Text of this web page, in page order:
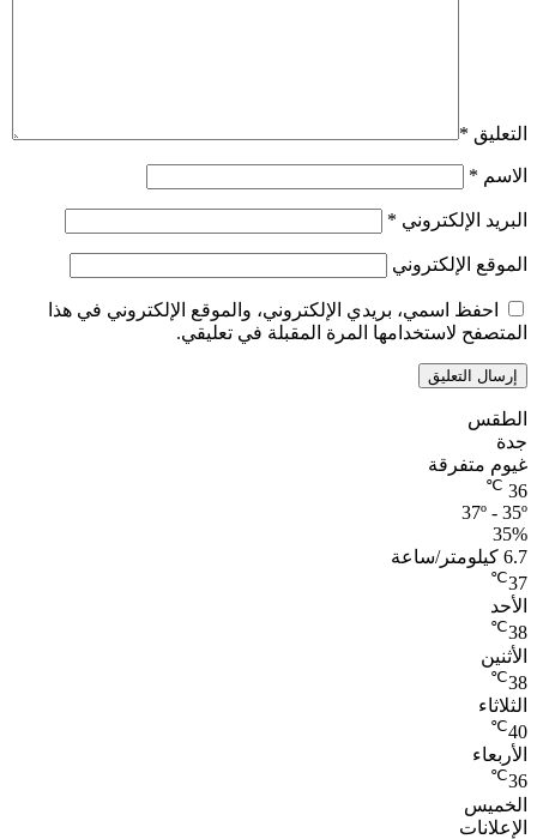
التعليق *
الاسم *
البريد الإلكتروني *
الموقع الإلكتروني
احفظ اسمي، بريدي الإلكتروني، والموقع الإلكتروني في هذا
المتصفح لاستخدامها المرة المقبلة في تعليقي.
الطقس
جدة
غيوم متفرقة
36
℃
37º - 35º
35%
6.7 كيلومتر/ساعة
37
℃
الأحد
38
℃
الأثنين
38
℃
الثلاثاء
40
℃
الأربعاء
36
℃
الخميس
الإعلانات